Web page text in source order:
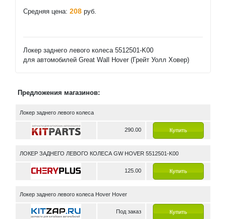
Средняя цена: 208 руб.
Локер заднего левого колеса 5512501-K00
для автомобилей Great Wall Hover (Грейт Уолл Ховер)
Предложения магазинов:
Локер заднего левого колеса
290.00 Купить
ЛОКЕР ЗАДНЕГО ЛЕВОГО КОЛЕСА GW HOVER 5512501-K00
125.00 Купить
Локер заднего левого колеса Hover Hover
Под заказ Купить